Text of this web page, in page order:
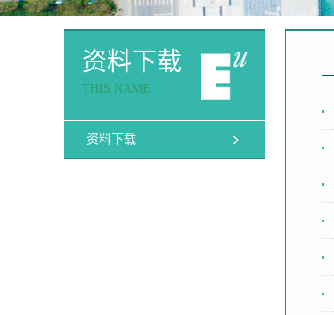
资料下载
THIS NAME
资料下载